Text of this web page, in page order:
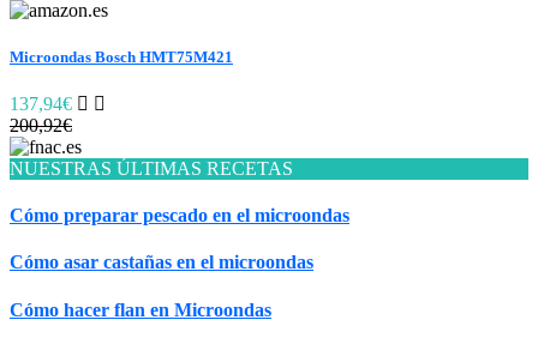
Microondas Bosch HMT75M421
137,94€
200,92€
NUESTRAS ÚLTIMAS RECETAS
Cómo preparar pescado en el microondas
Cómo asar castañas en el microondas
Cómo hacer flan en Microondas